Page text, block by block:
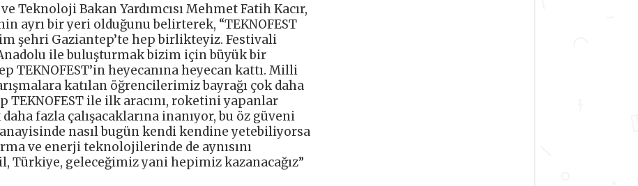
Teknoloji Bakan Yardımcısı Mehmet Fatih Kacır,
ayrı bir yeri olduğunu belirterek, “TEKNOFEST
şehri Gaziantep’te hep birlikteyiz. Festivali
Anadolu ile buluşturmak bizim için büyük bir
TEKNOFEST’in heyecanına heyecan kattı. Milli
katılan öğrencilerimiz bayrağı çok daha
TEKNOFEST ile ilk aracını, roketini yapanlar
fazla çalışacaklarına inanıyor, bu öz güveni
nasıl bugün kendi kendine yetebiliyorsa
ve enerji teknolojilerinde de aynısını
Türkiye, geleceğimiz yani hepimiz kazanacağız”